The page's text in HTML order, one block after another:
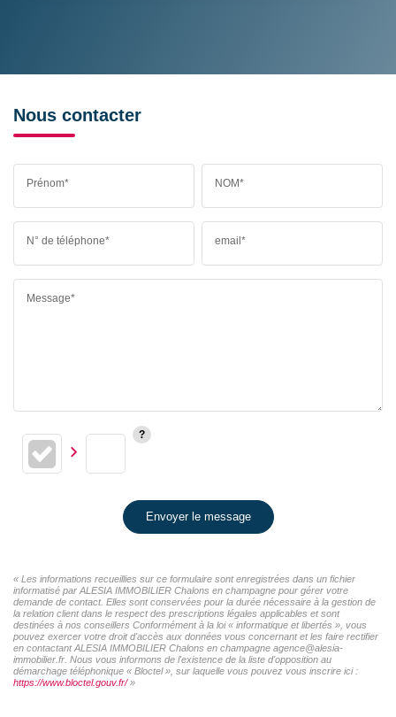
Nous contacter
Prénom* NOM*
N° de téléphone* email*
Message*
Envoyer le message
« Les informations recueillies sur ce formulaire sont enregistrées dans un fichier
informatisé par ALESIA IMMOBILIER Chalons en champagne pour gérer votre
demande de contact. Elles sont conservées pour la durée nécessaire à la gestion de
la relation client dans le respect des prescriptions légales applicables et sont
destinées à nos conseillers Conformément à la loi « informatique et libertés », vous
pouvez exercer votre droit d'accès aux données vous concernant et les faire rectifier
en contactant ALESIA IMMOBILIER Chalons en champagne agence@alesia-
immobilier.fr. Nous vous informons de l'existence de la liste d'opposition au
démarchage téléphonique « Bloctel », sur laquelle vous pouvez vous inscrire ici :
https://www.bloctel.gouv.fr/»